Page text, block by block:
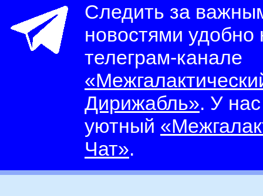
Следить за
новостями
телеграм-канале
Дирижабль». У
уютный
Чат».